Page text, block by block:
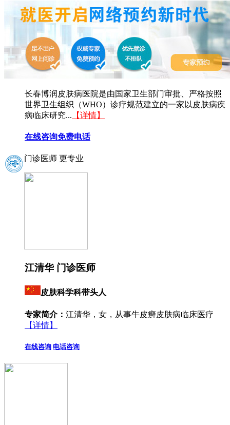
长春博润皮肤病医院是由国家卫生部门审批、严格按照
世界卫生组织（WHO）诊疗规范建立的一家以皮肤病疾
病临床研究... 【详情】
在线咨询免费电话
门诊医师 更专业
江清华 门诊医师
皮肤科学科带头人
专家简介： 江清华，女，从事牛皮癣皮肤病临床医疗
【详情】
在线咨询 电话咨询